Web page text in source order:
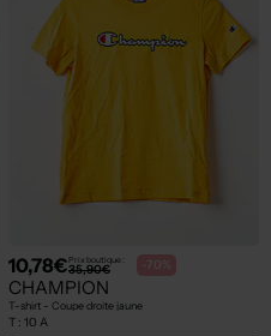
10,78€Prix boutique :
35,90€ -70%
CHAMPION
T-shirt - Coupe droite jaune
T : 10 A